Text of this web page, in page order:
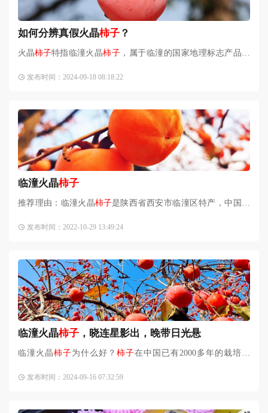
如何分辨真假火晶柿子 ？
火晶柿子特指临潼火晶柿子 ，属于临潼的国家地理标志产品。
火，亮如晶，所以叫火
发布时间：2024-09-18 08:18:22
临潼火晶柿子
推荐理由：临潼火晶柿子是陕西省西安市临潼区特产，中国国
有这样一个镜头：雷佳音用麦秆插入
发布时间：2022-10-29 13:49:24
临潼火晶柿子 ，晓连星影出，晚带日光悬
临潼火晶柿子为什么好？ 柿子在中国已有2000多年的栽培历
所在地的临潼区最为集中，
发布时间：2024-09-16 07:32:59